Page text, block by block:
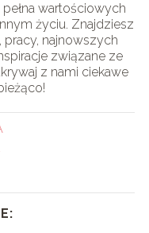
wartościowych
życiu. Znajdziesz
najnowszych
związane ze
z nami ciekawe